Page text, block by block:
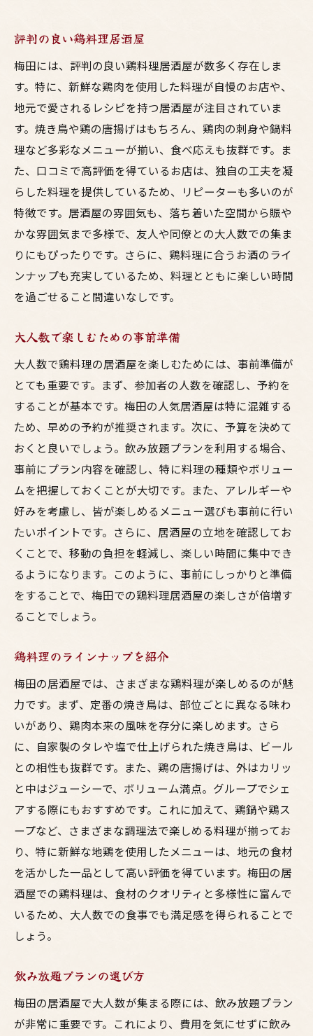
評判の良い鶏料理居酒屋
梅田には、評判の良い鶏料理居酒屋が数多く存在しま
す。特に、新鮮な鶏肉を使用した料理が自慢のお店や、
地元で愛されるレシピを持つ居酒屋が注目されていま
す。焼き鳥や鶏の唐揚げはもちろん、鶏肉の刺身や鍋料
理など多彩なメニューが揃い、食べ応えも抜群です。ま
た、口コミで高評価を得ているお店は、独自の工夫を凝
らした料理を提供しているため、リピーターも多いのが
特徴です。居酒屋の雰囲気も、落ち着いた空間から賑や
かな雰囲気まで多様で、友人や同僚との大人数での集ま
りにもぴったりです。さらに、鶏料理に合うお酒のライ
ンナップも充実しているため、料理とともに楽しい時間
を過ごせること間違いなしです。
大人数で楽しむための事前準備
大人数で鶏料理の居酒屋を楽しむためには、事前準備が
とても重要です。まず、参加者の人数を確認し、予約を
することが基本です。梅田の人気居酒屋は特に混雑する
ため、早めの予約が推奨されます。次に、予算を決めて
おくと良いでしょう。飲み放題プランを利用する場合、
事前にプラン内容を確認し、特に料理の種類やボリュー
ムを把握しておくことが大切です。また、アレルギーや
好みを考慮し、皆が楽しめるメニュー選びも事前に行い
たいポイントです。さらに、居酒屋の立地を確認してお
くことで、移動の負担を軽減し、楽しい時間に集中でき
るようになります。このように、事前にしっかりと準備
をすることで、梅田での鶏料理居酒屋の楽しさが倍増す
ることでしょう。
鶏料理のラインナップを紹介
梅田の居酒屋では、さまざまな鶏料理が楽しめるのが魅
力です。まず、定番の焼き鳥は、部位ごとに異なる味わ
いがあり、鶏肉本来の風味を存分に楽しめます。さら
に、自家製のタレや塩で仕上げられた焼き鳥は、ビール
との相性も抜群です。また、鶏の唐揚げは、外はカリッ
と中はジューシーで、ボリューム満点。グループでシェ
アする際にもおすすめです。これに加えて、鶏鍋や鶏ス
ープなど、さまざまな調理法で楽しめる料理が揃ってお
り、特に新鮮な地鶏を使用したメニューは、地元の食材
を活かした一品として高い評価を得ています。梅田の居
酒屋での鶏料理は、食材のクオリティと多様性に富んで
いるため、大人数での食事でも満足感を得られることで
しょう。
飲み放題プランの選び方
梅田の居酒屋で大人数が集まる際には、飲み放題プラン
が非常に重要です。これにより、費用を気にせずに飲み